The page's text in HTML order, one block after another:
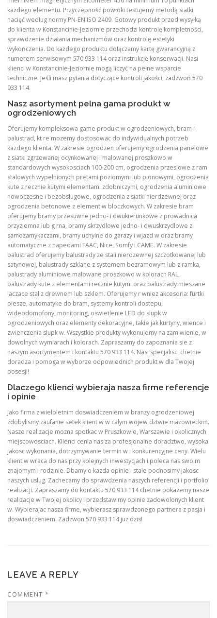
każdego elementu. Przyczepność powłoki testujemy metodą siatki
nacięć według normy PN-EN ISO 2409. Gotowy produkt przed wysyłką
do klienta w Konstancinie-Jeziornie przechodzi kontrolę kompletności,
sprawdzenie działania mechanizmów oraz kontrolę estetyki
wykończenia. Do każdego produktu dołączamy kartę gwarancyjną z
numerem serwisowym 570 933 114 oraz instrukcję konserwacji. Nasi
klienci w Konstancinie-Jeziornie mogą liczyć na pełne wsparcie
techniczne. Jeśli masz pytania dotyczące kontroli jakości, zadzwoń 570
933 114.
Nasz asortyment pelna gama produkt w
ogrodzeniowych
Oferujemy kompleksowa game produkt w ogrodzeniowych, bram i
balustrad, kt re mozemy dostosowac do indywidualnych potrzeb
kazdego klienta. W zakresie ogrodzen oferujemy ogrodzenia panelowe
z siatki zgrzewanej ocynkowanej i malowanej proszkowo w
standardowych wysokosciach 100-200 cm, ogrodzenia przeslowe z ram
stalowych wypelnionych pretami poziomymi lub pionowymi, ogrodzenia
kute z recznie kutymi elementami zdobniczymi, ogrodzenia aluminiowe
nowoczesne i bezobslugowe, ogrodzenia z siatki nierdzewnej oraz
ogrodzenia betonowe z element w bloczkowych. W zakresie bram
oferujemy bramy przesuwne jedno- i dwukierunkowe z prowadnica
przyziemna lub g rna, bramy skrzydlowe jedno- i dwuskrzydlowe z
samozamykaczami, bramy uchylne do garazy i wjazd w oraz bramy
automatyczne z napedami FAAC, Nice, Somfy i CAME. W zakresie
balustrad oferujemy balustrady ze stali nierdzewnej szczotkowanej lub
satynowej, balustrady szklane z systemem bezramowym lub z ramka,
balustrady aluminiowe malowane proszkowo w kolorach RAL,
balustrady kute z elementami recznie kutymi oraz balustrady mieszane
laczace stal z drewnem lub szklem. Oferujemy r wniez akcesoria: furtki
piesze, automatyke do bram, systemy kontroli dostepu,
wideodomofony, monitoring, oswietlenie LED do slupk w
ogrodzeniowych oraz elementy dekoracyjne, takie jak kurtyny, wience i
zwienczenia slupk w. Wszystkie produkty wykonujemy na zam wienie, w
dowolnych wymiarach i kolorach. Zapraszamy do zapoznania sie z
naszym asortymentem i kontaktu 570 933 114. Nasi specjalisci chetnie
doradza i pomoga w wyborze odpowiednich produkt w dla Twojej
posesji!
Dlaczego klienci wybieraja nasza firme referencje
i opinie
Jako firma z wieloletnim doswiadczeniem w branzy ogrodzeniowej
zdobylismy zaufanie setek klient w w calym wojew dztwie mazowieckim.
Nasze realizacje mozna spotkac w Pruszkowie, Warszawie i okolicznych
miejscowosciach. Klienci cenia nas za profesjonalne doradztwo, wysoka
jakosc wykonania, dotrzymywanie termin w i konkurencyjne ceny. Wielu
klient w wraca do nas przy kolejnych inwestycjach i poleca nas swoim
znajomym i rodzinie. Dbamy o kazda opinie i stale podnosimy jakosc
naszych uslug. Zachecamy do sprawdzenia naszych referencji i portfolio
realizacji. Zapraszamy do kontaktu 570 933 114 chetnie pokazemy nasze
realizacje w Twojej okolicy i przedstawimy opinie zadowolonych klient
w. Wybierajac nasza firme, wybierasz sprawdzonego partnera z pasja i
doswiadczeniem. Zadzwon 570 933 114 juz dzis!
LEAVE A REPLY
COMMENT *